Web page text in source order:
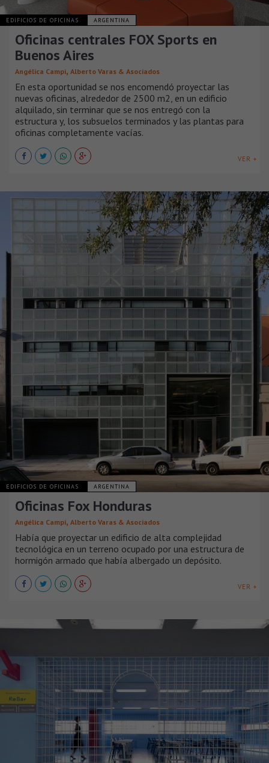
EDIFICIOS DE OFICINAS ARGENTINA
Oficinas centrales FOX Sports en
Buenos Aires
Angélica Campi, Alberto Varas & Asociados
En esta oportunidad se nos encomendó proyectar las
nuevas oficinas, alrededor de 2500 m2, en un edificio
alquilado, sin terminar que se nos entregó con la
estructura y, los subsuelos terminados y las plantas para
oficinas completamente vacías.
VER +
EDIFICIOS DE OFICINAS ARGENTINA
Oficinas Fox Honduras
Angélica Campi, Alberto Varas & Asociados
Había que proyectar un edificio de alta complejidad
tecnológica en un terreno ocupado por una estructura de
hormigón armado que había albergado un depósito.
VER +